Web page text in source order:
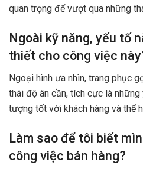
quan trọng để vượt qua những
Ngoài kỹ năng, yếu tố
thiết cho công việc
Ngoại hình ưa nhìn, trang phục
thái độ ân cần, tích cực là
tượng tốt với khách hàng và thể
Làm sao để tôi biết
công việc bán hàng?